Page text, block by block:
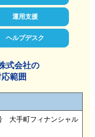
運用支援
ヘルプデスク
式会社の
範囲
大手町フィナンシャル